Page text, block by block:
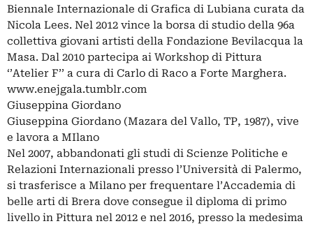
Biennale Internazionale di Grafica di Lubiana curata da
Nicola Lees. Nel 2012 vince la borsa di studio della 96a
collettiva giovani artisti della Fondazione Bevilacqua la
Masa. Dal 2010 partecipa ai Workshop di Pittura
‘’Atelier F’’ a cura di Carlo di Raco a Forte Marghera.
www.enejgala.tumblr.com
Giuseppina Giordano
Giuseppina Giordano (Mazara del Vallo, TP, 1987), vive
e lavora a MIlano
Nel 2007, abbandonati gli studi di Scienze Politiche e
Relazioni Internazionali presso l’Università di Palermo,
si trasferisce a Milano per frequentare l’Accademia di
belle arti di Brera dove consegue il diploma di primo
livello in Pittura nel 2012 e nel 2016, presso la medesima